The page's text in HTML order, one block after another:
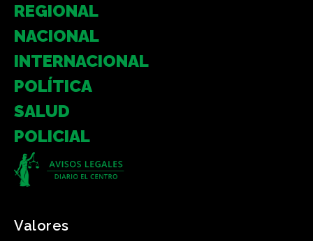
REGIONAL
NACIONAL
INTERNACIONAL
POLÍTICA
SALUD
POLICIAL
Valores